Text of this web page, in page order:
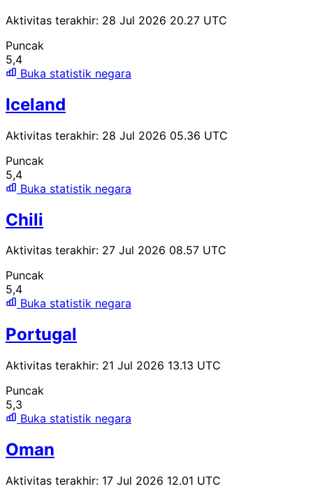
Aktivitas terakhir: 28 Jul 2026 20.27 UTC
Puncak
5,4
Buka statistik negara
Iceland
Aktivitas terakhir: 28 Jul 2026 05.36 UTC
Puncak
5,4
Buka statistik negara
Chili
Aktivitas terakhir: 27 Jul 2026 08.57 UTC
Puncak
5,4
Buka statistik negara
Portugal
Aktivitas terakhir: 21 Jul 2026 13.13 UTC
Puncak
5,3
Buka statistik negara
Oman
Aktivitas terakhir: 17 Jul 2026 12.01 UTC